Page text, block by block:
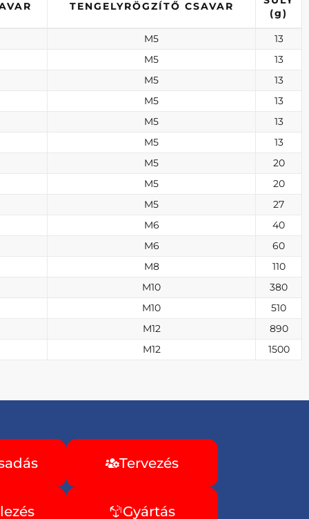
TENGELYRÖGZÍTŐ CSAVAR
(g)
M5
13
M5
13
M5
13
M5
13
M5
13
M5
13
M5
20
M5
20
M5
27
M6
40
M6
60
M8
110
M10
380
M10
510
M12
890
M12
1500
Tervezés
Gyártás